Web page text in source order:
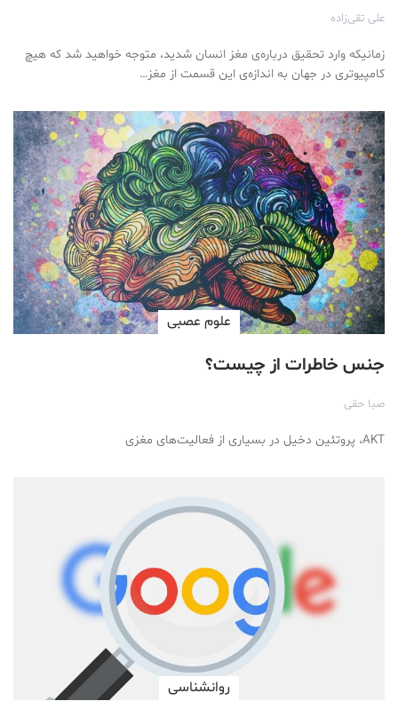
علی تقی‌زاده
زمانیکه وارد تحقیق درباره‌ی مغز انسان شدید، متوجه خواهید شد که هیچ
کامپیوتری در جهان به اندازه‌ی این قسمت از مغز…
علوم عصبی
جنس خاطرات از چیست؟
صبا حقی
AKT، پروتئین دخیل در بسیاری از فعالیت‌های مغزی
روانشناسی